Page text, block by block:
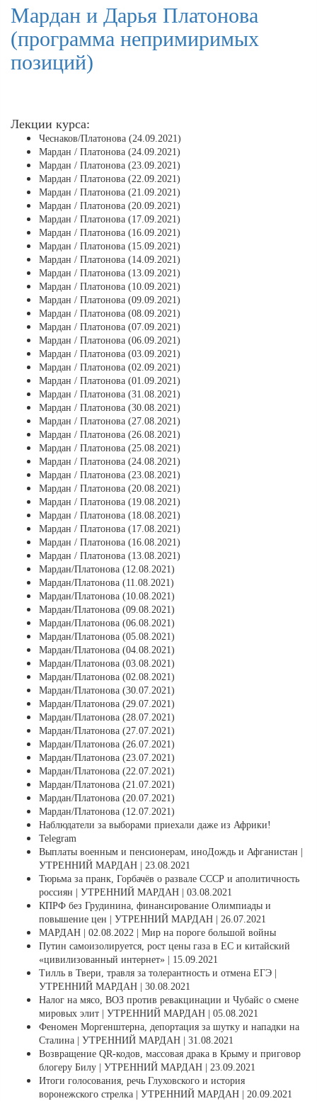
Мардан и Дарья Платонова
(программа непримиримых
позиций)
Лекции курса:
Чеснаков/Платонова (24.09.2021)
Мардан / Платонова (24.09.2021)
Мардан / Платонова (23.09.2021)
Мардан / Платонова (22.09.2021)
Мардан / Платонова (21.09.2021)
Мардан / Платонова (20.09.2021)
Мардан / Платонова (17.09.2021)
Мардан / Платонова (16.09.2021)
Мардан / Платонова (15.09.2021)
Мардан / Платонова (14.09.2021)
Мардан / Платонова (13.09.2021)
Мардан / Платонова (10.09.2021)
Мардан / Платонова (09.09.2021)
Мардан / Платонова (08.09.2021)
Мардан / Платонова (07.09.2021)
Мардан / Платонова (06.09.2021)
Мардан / Платонова (03.09.2021)
Мардан / Платонова (02.09.2021)
Мардан / Платонова (01.09.2021)
Мардан / Платонова (31.08.2021)
Мардан / Платонова (30.08.2021)
Мардан / Платонова (27.08.2021)
Мардан / Платонова (26.08.2021)
Мардан / Платонова (25.08.2021)
Мардан / Платонова (24.08.2021)
Мардан / Платонова (23.08.2021)
Мардан / Платонова (20.08.2021)
Мардан / Платонова (19.08.2021)
Мардан / Платонова (18.08.2021)
Мардан / Платонова (17.08.2021)
Мардан / Платонова (16.08.2021)
Мардан / Платонова (13.08.2021)
Мардан/Платонова (12.08.2021)
Мардан/Платонова (11.08.2021)
Мардан/Платонова (10.08.2021)
Мардан/Платонова (09.08.2021)
Мардан/Платонова (06.08.2021)
Мардан/Платонова (05.08.2021)
Мардан/Платонова (04.08.2021)
Мардан/Платонова (03.08.2021)
Мардан/Платонова (02.08.2021)
Мардан/Платонова (30.07.2021)
Мардан/Платонова (29.07.2021)
Мардан/Платонова (28.07.2021)
Мардан/Платонова (27.07.2021)
Мардан/Платонова (26.07.2021)
Мардан/Платонова (23.07.2021)
Мардан/Платонова (22.07.2021)
Мардан/Платонова (21.07.2021)
Мардан/Платонова (20.07.2021)
Мардан/Платонова (12.07.2021)
Наблюдатели за выборами приехали даже из Африки!
Telegram
Выплаты военным и пенсионерам, иноДождь и Афганистан |
УТРЕННИЙ МАРДАН | 23.08.2021
Тюрьма за пранк, Горбачёв о развале СССР и аполитичность
россиян | УТРЕННИЙ МАРДАН | 03.08.2021
КПРФ без Грудинина, финансирование Олимпиады и
повышение цен | УТРЕННИЙ МАРДАН | 26.07.2021
МАРДАН | 02.08.2022 | Мир на пороге большой войны
Путин самоизолируется, рост цены газа в ЕС и китайский
«цивилизованный интернет» | 15.09.2021
Тилль в Твери, травля за толерантность и отмена ЕГЭ |
УТРЕННИЙ МАРДАН | 30.08.2021
Налог на мясо, ВОЗ против ревакцинации и Чубайс о смене
мировых элит | УТРЕННИЙ МАРДАН | 05.08.2021
Феномен Моргенштерна, депортация за шутку и нападки на
Сталина | УТРЕННИЙ МАРДАН | 31.08.2021
Возвращение QR-кодов, массовая драка в Крыму и приговор
блогеру Билу | УТРЕННИЙ МАРДАН | 23.09.2021
Итоги голосования, речь Глуховского и история
воронежского стрелка | УТРЕННИЙ МАРДАН | 20.09.2021